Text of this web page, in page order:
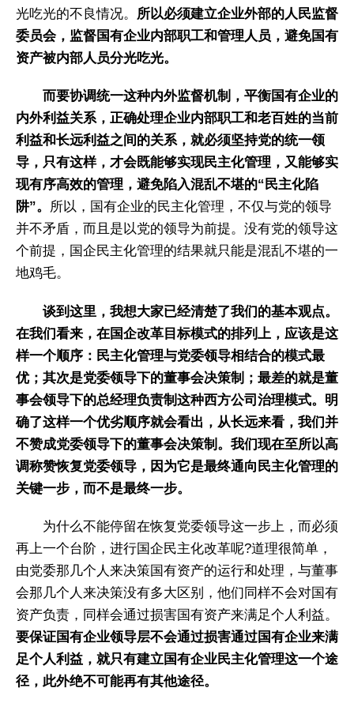
光吃光的不良情况。 所以必须建立企业外部的人民监督
委员会，监督国有企业内部职工和管理人员，避免国有
资产被内部人员分光吃光。
而要协调统一这种内外监督机制，平衡国有企业的
内外利益关系，正确处理企业内部职工和老百姓的当前
利益和长远利益之间的关系，就必须坚持党的统一领
导，只有这样，才会既能够实现民主化管理，又能够实
现有序高效的管理，避免陷入混乱不堪的“民主化陷
阱”。 所以，国有企业的民主化管理，不仅与党的领导
并不矛盾，而且是以党的领导为前提。没有党的领导这
个前提，国企民主化管理的结果就只能是混乱不堪的一
地鸡毛。
谈到这里，我想大家已经清楚了我们的基本观点。
在我们看来，在国企改革目标模式的排列上，应该是这
样一个顺序：民主化管理与党委领导相结合的模式最
优；其次是党委领导下的董事会决策制；最差的就是董
事会领导下的总经理负责制这种西方公司治理模式。 明
确了这样一个优劣顺序就会看出，从长远来看，我们并
不赞成党委领导下的董事会决策制。我们现在至所以高
调称赞恢复党委领导，因为它是最终通向民主化管理的
关键一步，而不是最终一步。
为什么不能停留在恢复党委领导这一步上，而必须
再上一个台阶，进行国企民主化改革呢?道理很简单，
由党委那几个人来决策国有资产的运行和处理，与董事
会那几个人来决策没有多大区别，他们同样不会对国有
资产负责，同样会通过损害国有资产来满足个人利益。
要保证国有企业领导层不会通过损害通过国有企业来满
足个人利益，就只有建立国有企业民主化管理这一个途
径，此外绝不可能再有其他途径。